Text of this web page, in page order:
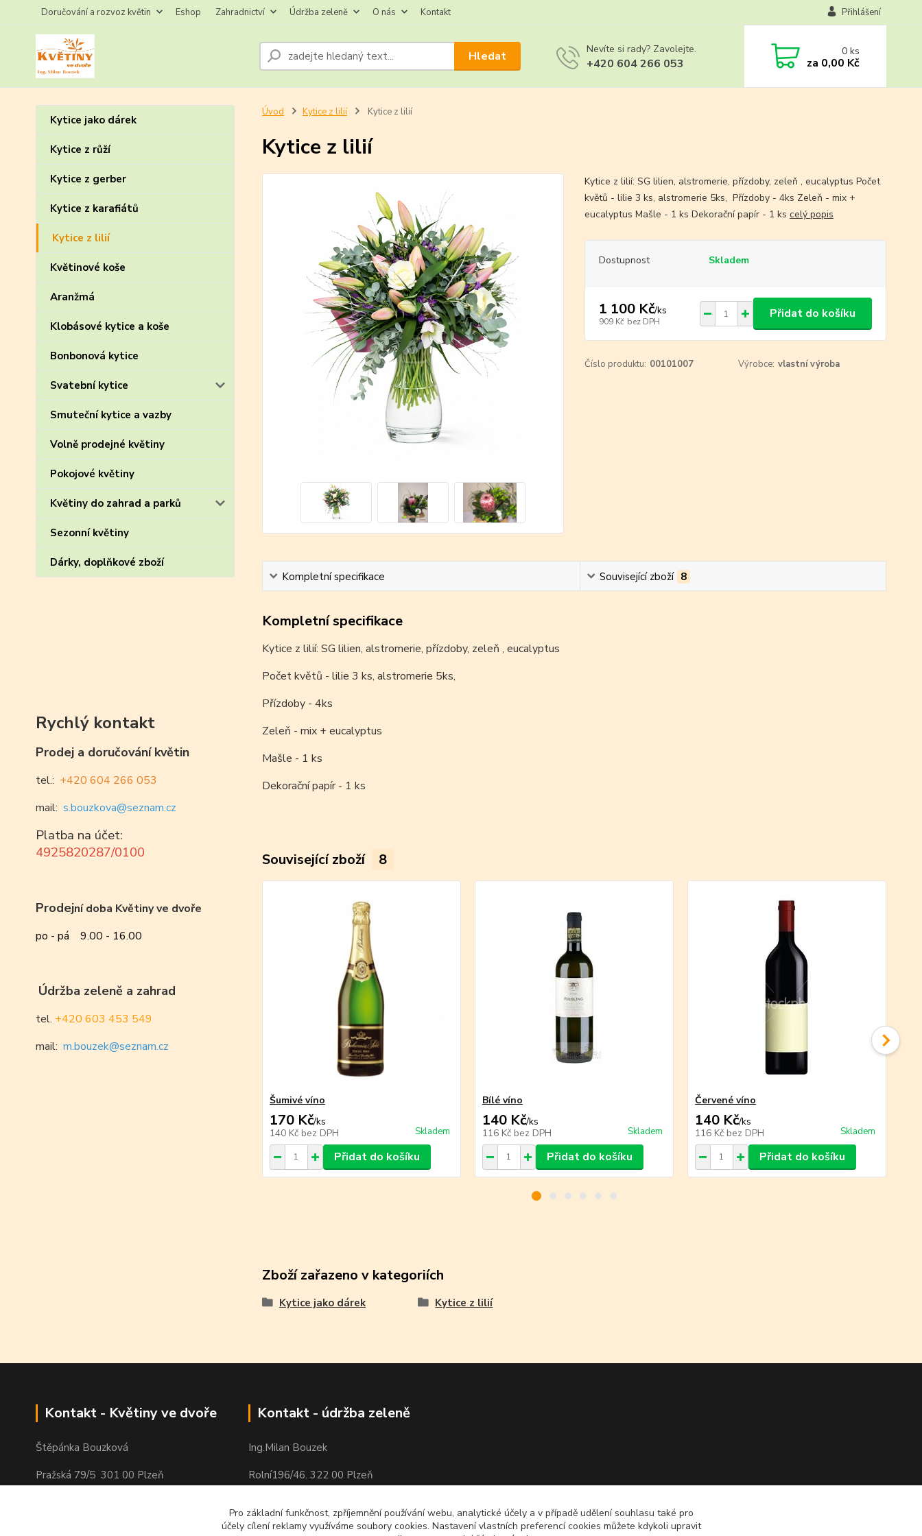
Doručování a rozvoz květin Eshop Zahradnictví Údržba zeleně O nás Kontakt Přihlášení
Hledat Nevíte si rady? Zavolejte.
+420 604 266 053
0ks
za 0,00 Kč
Kytice jako dárek
Kytice z růží
Kytice z gerber
Kytice z karafiátů
Kytice z lilií
Květinové koše
Aranžmá
Klobásové kytice a koše
Bonbonová kytice
Svatební kytice
Smuteční kytice a vazby
Volně prodejné květiny
Pokojové květiny
Květiny do zahrad a parků
Sezonní květiny
Dárky, doplňkové zboží
Rychlý kontakt
Prodej a doručování květin
tel.: +420 604 266 053
mail: s.bouzkova@seznam.cz
Platba na účet:
4925820287/0100
Prodejní doba Květiny ve dvoře
po - pá 9.00 - 16.00
Údržba zeleně a zahrad
tel. +420 603 453 549
mail: m.bouzek@seznam.cz
Úvod Kytice z lilií Kytice z lilií
Kytice z lilií
Kytice z lilií: SG lilien, alstromerie, přízdoby, zeleň , eucalyptus Počet
květů - lilie 3 ks, alstromerie 5ks, Přízdoby - 4ks Zeleň - mix +
eucalyptus Mašle - 1 ks Dekorační papír - 1 ks celý popis
Dostupnost Skladem
1 100 Kč/ks
909 Kč bez DPH
Přidat do košíku
Číslo produktu: 00101007 Výrobce: vlastní výroba
Kompletní specifikace Související zboží 8
Kompletní specifikace
Kytice z lilií: SG lilien, alstromerie, přízdoby, zeleň , eucalyptus
Počet květů - lilie 3 ks, alstromerie 5ks,
Přízdoby - 4ks
Zeleň - mix + eucalyptus
Mašle - 1 ks
Dekorační papír - 1 ks
Související zboží 8
Šumivé víno
170 Kč/ks
140 Kč bez DPH Skladem
Přidat do košíku
Bílé víno
140 Kč/ks
116 Kč bez DPH Skladem
Přidat do košíku
Červené víno
140 Kč/ks
116 Kč bez DPH Skladem
Přidat do košíku
Zboží zařazeno v kategoriích
Kytice jako dárek Kytice z lilií
Kontakt - Květiny ve dvoře
Štěpánka Bouzková
Pražská 79/5 301 00 Plzeň
Kontakt - údržba zeleně
Ing.Milan Bouzek
Rolní196/46. 322 00 Plzeň
E-mail: m.bouzek@seznam.cz
Pro základní funkčnost, zpříjemnění používání webu, analytické účely a v případě udělení souhlasu také pro
účely cílení reklamy využíváme soubory cookies. Nastavení vlastních preferencí cookies můžete kdykoli upravit